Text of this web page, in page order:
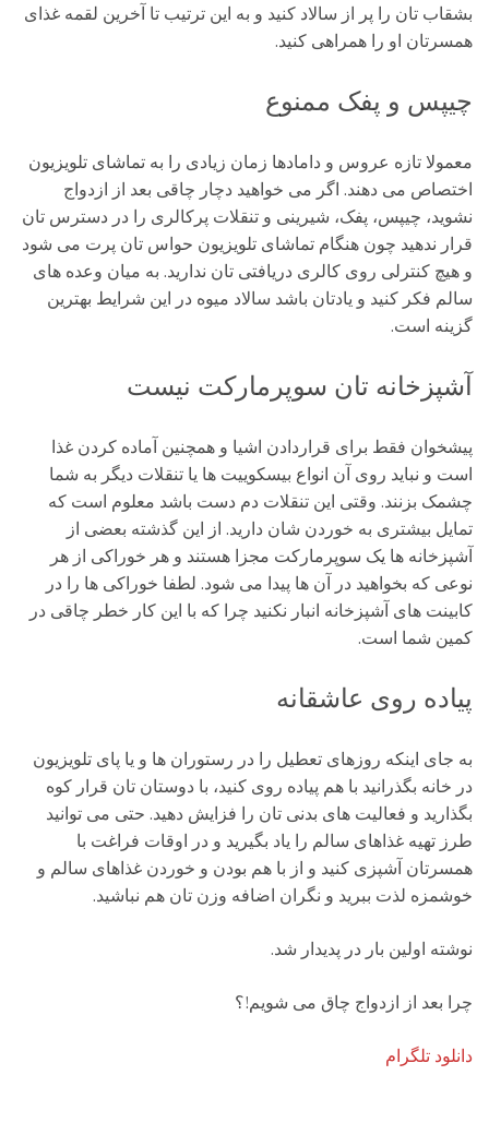
بشقاب تان را پر از سالاد کنید و به این ترتیب تا آخرین لقمه غذای
همسرتان او را همراهی کنید.
چیپس و پفک ممنوع
معمولا تازه عروس و دامادها زمان زیادی را به تماشای تلویزیون
اختصاص می دهند. اگر می خواهید دچار چاقی بعد از ازدواج
نشوید، چیپس، پفک، شیرینی و تنقلات پرکالری را در دسترس تان
قرار ندهید چون هنگام تماشای تلویزیون حواس تان پرت می شود
و هیچ کنترلی روی کالری دریافتی تان ندارید. به میان وعده های
سالم فکر کنید و یادتان باشد سالاد میوه در این شرایط بهترین
گزینه است.
آشپزخانه تان سوپرمارکت نیست
پیشخوان فقط برای قراردادن اشیا و همچنین آماده کردن غذا
است و نباید روی آن انواع بیسکوییت ها یا تنقلات دیگر به شما
چشمک بزنند. وقتی این تنقلات دم دست باشد معلوم است که
تمایل بیشتری به خوردن شان دارید. از این گذشته بعضی از
آشپزخانه ها یک سوپرمارکت مجزا هستند و هر خوراکی از هر
نوعی که بخواهید در آن ها پیدا می شود. لطفا خوراکی ها را در
کابینت های آشپزخانه انبار نکنید چرا که با این کار خطر چاقی در
کمین شما است.
پیاده روی عاشقانه
به جای اینکه روزهای تعطیل را در رستوران ها و یا پای تلویزیون
در خانه بگذرانید با هم پیاده روی کنید، با دوستان تان قرار کوه
بگذارید و فعالیت های بدنی تان را فزایش دهید. حتی می توانید
طرز تهیه غذاهای سالم را یاد بگیرید و در اوقات فراغت با
همسرتان آشپزی کنید و از با هم بودن و خوردن غذاهای سالم و
خوشمزه لذت ببرید و نگران اضافه وزن تان هم نباشید.
نوشته اولین بار در پدیدار شد.
چرا بعد از ازدواج چاق می شویم!؟
دانلود تلگرام